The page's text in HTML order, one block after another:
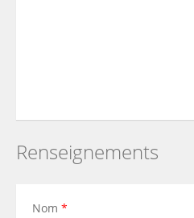
Renseignements
Nom *